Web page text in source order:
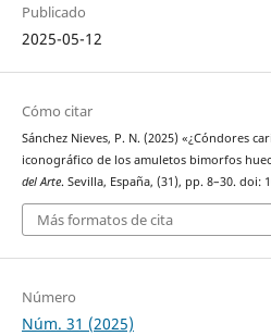
Publicado
2025-05-12
Cómo citar
Sánchez Nieves, P. N. (2025) «¿Cóndores
iconográfico de los amuletos bimorfos
del Arte. Sevilla, España, (31), pp. 8–30. doi:
Más formatos de cita
Número
Núm. 31 (2025)